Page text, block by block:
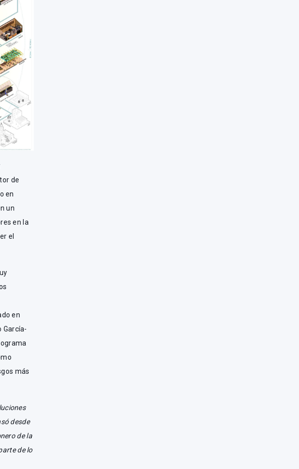
de
en
un
en la
el
en
García-
más
desde
de la
de lo